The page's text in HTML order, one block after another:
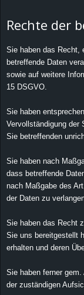
Rechte der
Sie haben das Recht,
betreffende Daten
sowie auf weitere
15 DSGVO.
Sie haben
Vervollständigung der
Sie betreffenden
Sie haben nach
dass betreffende
nach Maßgabe des
der Daten zu
Sie haben das Recht
Sie uns bereitgestellt
erhalten und deren
Sie haben ferner
der zuständigen